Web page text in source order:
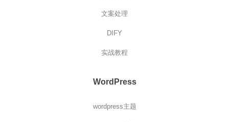
文案处理
DIFY
实战教程
WordPress
wordpress主题